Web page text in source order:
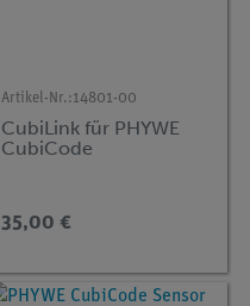
Artikel-Nr.:14801-00
CubiLink für PHYWE
CubiCode
35,00 €